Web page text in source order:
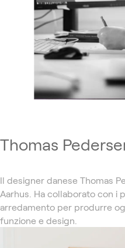
Thomas
Il designer danese Thomas
Aarhus. Ha collaborato con i
arredamento per produrre
funzione e design.